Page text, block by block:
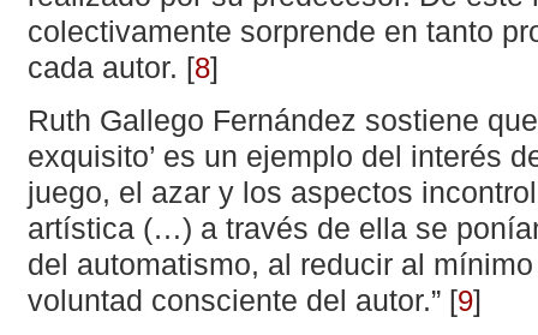
colectivamente sorprende en tanto
cada autor. [8]
Ruth Gallego Fernández sostiene
exquisito’ es un ejemplo del interés
juego, el azar y los aspectos
artística (…) a través de ella se
del automatismo, al reducir al
voluntad consciente del autor.” [9]